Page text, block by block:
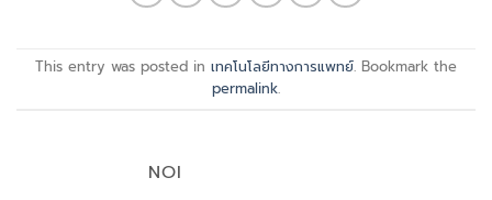
This entry was posted in เทคโนโลยีทางการแพทย์. Bookmark the
permalink.
NOI